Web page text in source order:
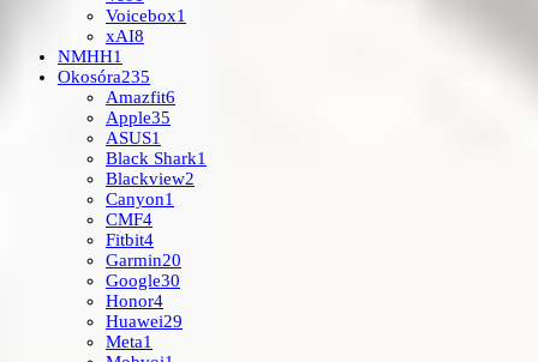
Voicebox1
xAI8
NMHH1
Okosóra235
Amazfit6
Apple35
ASUS1
Black Shark1
Blackview2
Canyon1
CMF4
Fitbit4
Garmin20
Google30
Honor4
Huawei29
Meta1